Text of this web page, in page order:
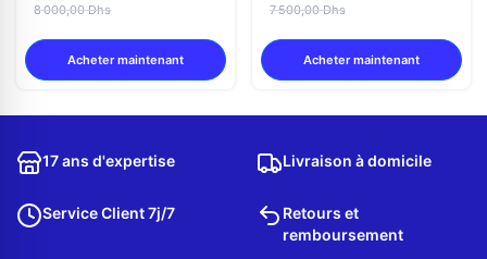
8 000,00 Dhs
Acheter maintenant
7 500,00 Dhs
Acheter maintenant
17 ans d'expertise Livraison à domicile
Service Client 7j/7
Retours et
remboursement